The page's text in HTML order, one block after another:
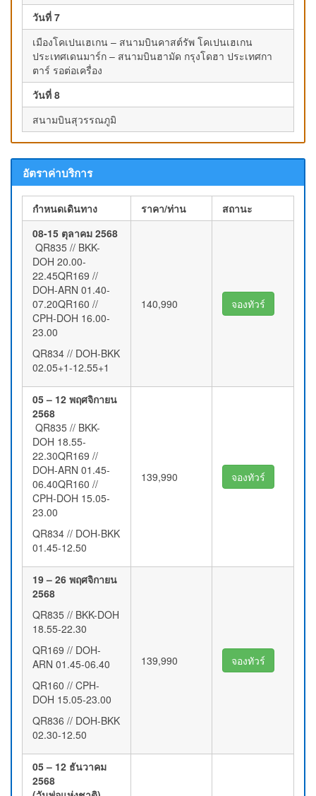
วันที่ 7
เมืองโคเปนเฮเกน – สนามบินคาสต์รัพ โคเปนเฮเกน
ประเทศเดนมาร์ก – สนามบินฮามัด กรุงโดฮา ประเทศกา
ตาร์ รอต่อเครื่อง
วันที่ 8
สนามบินสุวรรณภูมิ
อัตราค่าบริการ
กำหนดเดินทาง ราคา/ท่าน
สถานะ
08-15 ตุลาคม 2568
QR835 // BKK-
DOH 20.00-
22.45QR169 //
DOH-ARN 01.40-
07.20QR160 //
CPH-DOH 16.00-
23.00
QR834 // DOH-BKK
02.05+1-12.55+1
140,990 จองทัวร์
05 – 12 พฤศจิกายน
2568
QR835 // BKK-
DOH 18.55-
22.30QR169 //
DOH-ARN 01.45-
06.40QR160 //
CPH-DOH 15.05-
23.00
QR834 // DOH-BKK
01.45-12.50
139,990 จองทัวร์
19 – 26 พฤศจิกายน
2568
QR835 // BKK-DOH
18.55-22.30
QR169 // DOH-
ARN 01.45-06.40
QR160 // CPH-
DOH 15.05-23.00
QR836 // DOH-BKK
02.30-12.50
139,990 จองทัวร์
05 – 12 ธันวาคม
2568